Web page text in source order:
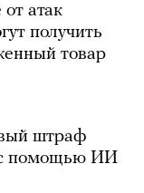
атак
получить
товар
штраф
с помощью ИИ